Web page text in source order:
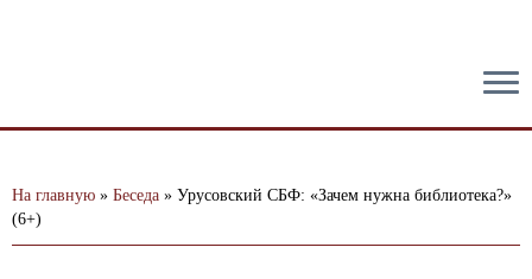
На главную » Беседа » Урусовский СБФ: «Зачем нужна библиотека?»
(6+)